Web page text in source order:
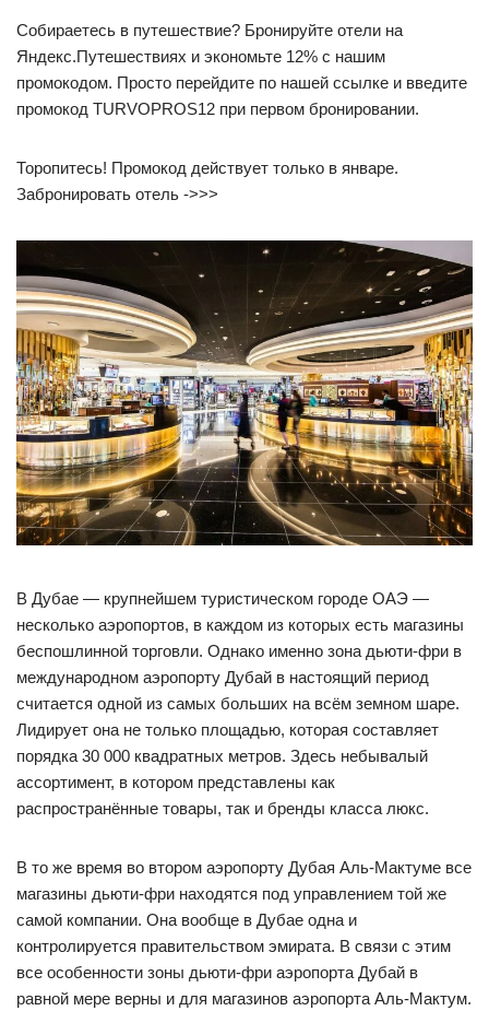
Собираетесь в путешествие? Бронируйте отели на
Яндекс.Путешествиях и экономьте 12% с нашим
промокодом. Просто перейдите по нашей ссылке и введите
промокод TURVOPROS12 при первом бронировании.
Торопитесь! Промокод действует только в январе.
Забронировать отель ->>>
В Дубае — крупнейшем туристическом городе ОАЭ —
несколько аэропортов, в каждом из которых есть магазины
беспошлинной торговли. Однако именно зона дьюти-фри в
международном аэропорту Дубай в настоящий период
считается одной из самых больших на всём земном шаре.
Лидирует она не только площадью, которая составляет
порядка 30 000 квадратных метров. Здесь небывалый
ассортимент, в котором представлены как
распространённые товары, так и бренды класса люкс.
В то же время во втором аэропорту Дубая Аль-Мактуме все
магазины дьюти-фри находятся под управлением той же
самой компании. Она вообще в Дубае одна и
контролируется правительством эмирата. В связи с этим
все особенности зоны дьюти-фри аэропорта Дубай в
равной мере верны и для магазинов аэропорта Аль-Мактум.